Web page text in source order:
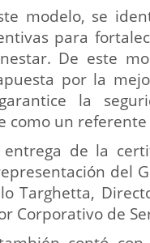
modelo, se
para
De este
por la
la
como un
de la
del
Targhetta,
Corporativo de